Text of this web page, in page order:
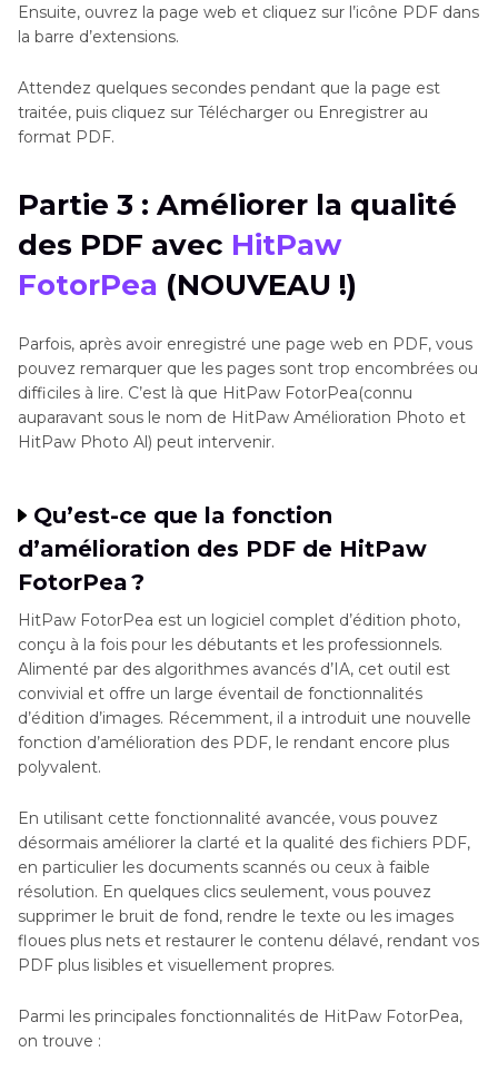
Ensuite, ouvrez la page web et cliquez sur l’icône PDF dans
la barre d’extensions.
Attendez quelques secondes pendant que la page est
traitée, puis cliquez sur Télécharger ou Enregistrer au
format PDF.
Partie 3 : Améliorer la qualité
des PDF avec HitPaw
FotorPea (NOUVEAU !)
Parfois, après avoir enregistré une page web en PDF, vous
pouvez remarquer que les pages sont trop encombrées ou
difficiles à lire. C’est là que HitPaw FotorPea(connu
auparavant sous le nom de HitPaw Amélioration Photo et
HitPaw Photo Al) peut intervenir.
Qu’est-ce que la fonction
d’amélioration des PDF de HitPaw
FotorPea ?
HitPaw FotorPea est un logiciel complet d’édition photo,
conçu à la fois pour les débutants et les professionnels.
Alimenté par des algorithmes avancés d’IA, cet outil est
convivial et offre un large éventail de fonctionnalités
d’édition d’images. Récemment, il a introduit une nouvelle
fonction d’amélioration des PDF, le rendant encore plus
polyvalent.
En utilisant cette fonctionnalité avancée, vous pouvez
désormais améliorer la clarté et la qualité des fichiers PDF,
en particulier les documents scannés ou ceux à faible
résolution. En quelques clics seulement, vous pouvez
supprimer le bruit de fond, rendre le texte ou les images
floues plus nets et restaurer le contenu délavé, rendant vos
PDF plus lisibles et visuellement propres.
Parmi les principales fonctionnalités de HitPaw FotorPea,
on trouve :